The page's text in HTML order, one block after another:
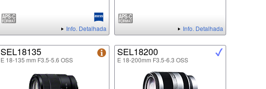
Info. Detalhada Info. Detalhada
SEL18135
E 18-135 mm F3.5-5.6 OSS
SEL18200
E 18-200mm F3.5-6.3 OSS